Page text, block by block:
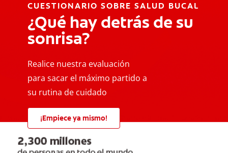
CUESTIONARIO SOBRE SALUD BUCAL
¿Qué hay detrás de su
sonrisa?
Realice nuestra evaluación
para sacar el máximo partido a
su rutina de cuidado
¡Empiece ya mismo!